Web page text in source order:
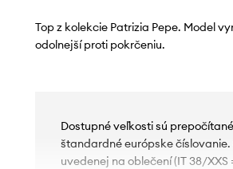
Top z kolekcie Patrizia Pepe. Model
odolnejší proti pokrčeniu.
Dostupné veľkosti sú
štandardné európske
uvedenej na oblečení (IT 38/XXS